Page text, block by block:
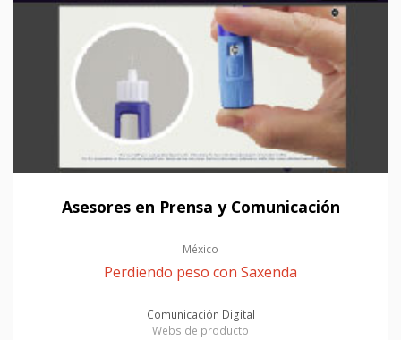
Asesores en Prensa y Comunicación
México
Perdiendo peso con Saxenda
Comunicación Digital
Webs de producto